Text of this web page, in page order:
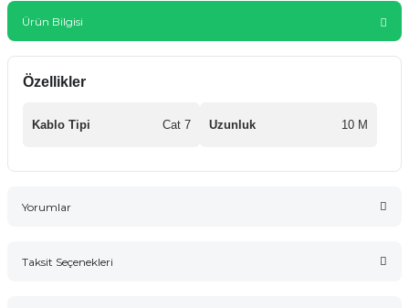
Ürün Bilgisi
Özellikler
Kablo Tipi Cat 7 Uzunluk 10 M
Yorumlar
Taksit Seçenekleri